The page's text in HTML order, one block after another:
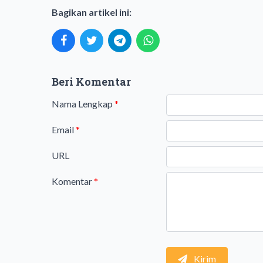
Bagikan artikel ini:
Beri Komentar
Nama Lengkap *
Email*
URL
Komentar*
Kirim